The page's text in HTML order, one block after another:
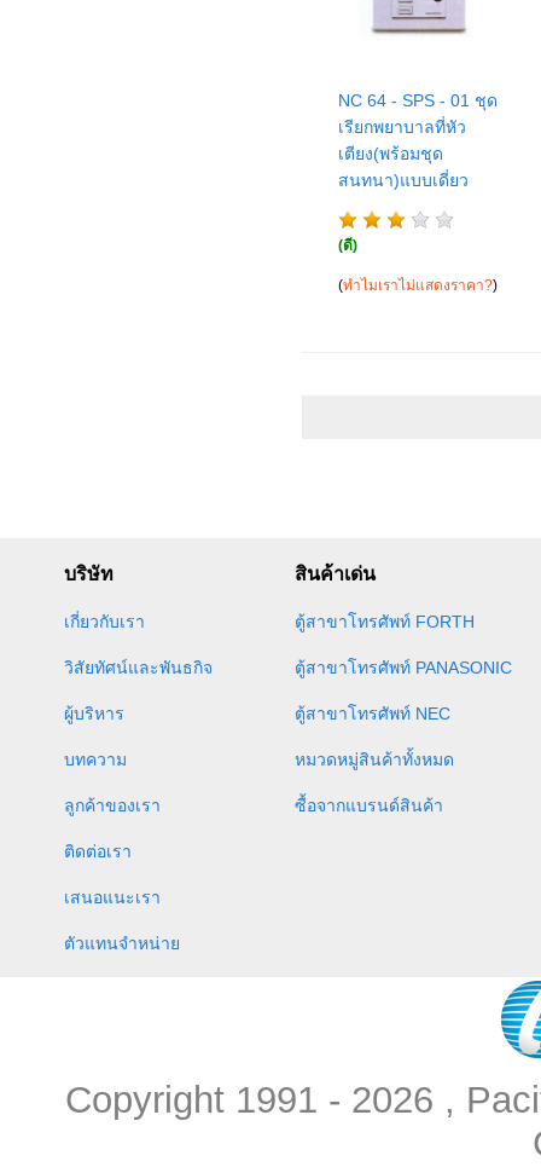
NC 64 - SPS - 01 ชุด
เรียกพยาบาลที่หัว
เตียง(พร้อมชุด
สนทนา)แบบเดี่ยว
(ดี)
(ทำไมเราไม่แสดงราคา?)
บริษัท
เกี่ยวกับเรา
วิสัยทัศน์และพันธกิจ
ผู้บริหาร
บทความ
ลูกค้าของเรา
ติดต่อเรา
เสนอแนะเรา
ตัวแทนจำหน่าย
สินค้าเด่น
ตู้สาขาโทรศัพท์ FORTH
ตู้สาขาโทรศัพท์ PANASONIC
ตู้สาขาโทรศัพท์ NEC
หมวดหมู่สินค้าทั้งหมด
ซื้อจากแบรนด์สินค้า
Copyright 1991 - 2026 ,